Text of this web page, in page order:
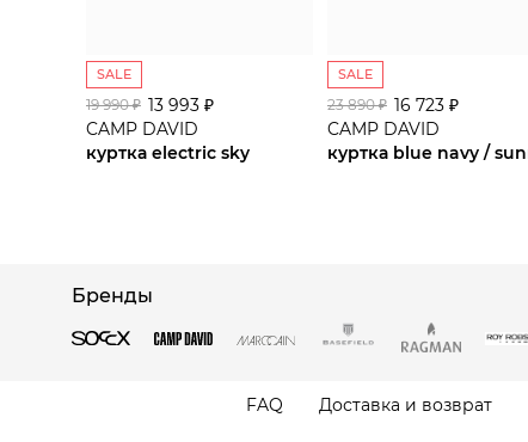
SALE
19 990 ₽ 13 993 ₽
CAMP DAVID
куртка electric sky
SALE
23 890 ₽ 16 723 ₽
CAMP DAVID
Бренды
FAQ Доставка и возврат